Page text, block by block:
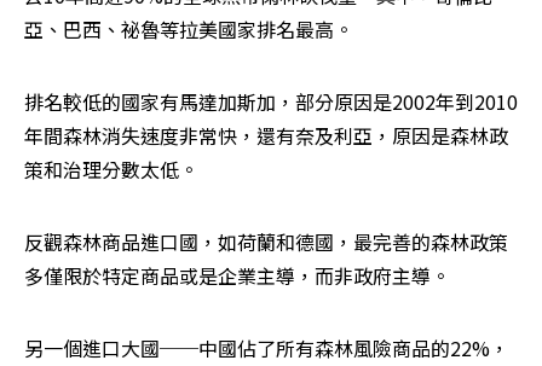
亞、巴西、祕魯等拉美國家排名最高。
排名較低的國家有馬達加斯加，部分原因是2002年到2010
年間森林消失速度非常快，還有奈及利亞，原因是森林政
策和治理分數太低。
反觀森林商品進口國，如荷蘭和德國，最完善的森林政策
多僅限於特定商品或是企業主導，而非政府主導。
另一個進口大國──中國佔了所有森林風險商品的22%，